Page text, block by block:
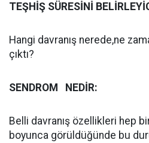
TEŞHİŞ SÜRESİNİ
Hangi davranış nerede,ne
çıktı?
SENDROM NEDİR:
Belli davranış özellikleri hep
boyunca görüldüğünde bu